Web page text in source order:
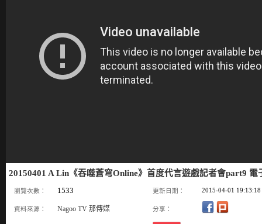
20150401 A Lin《吞噬蒼穹Online》首度代言遊戲記者會part9 電
瀏覽次數： 1533 更新日期： 2015-04-01 19:13:18
資料來源： Nagoo TV 那傳媒 分享：